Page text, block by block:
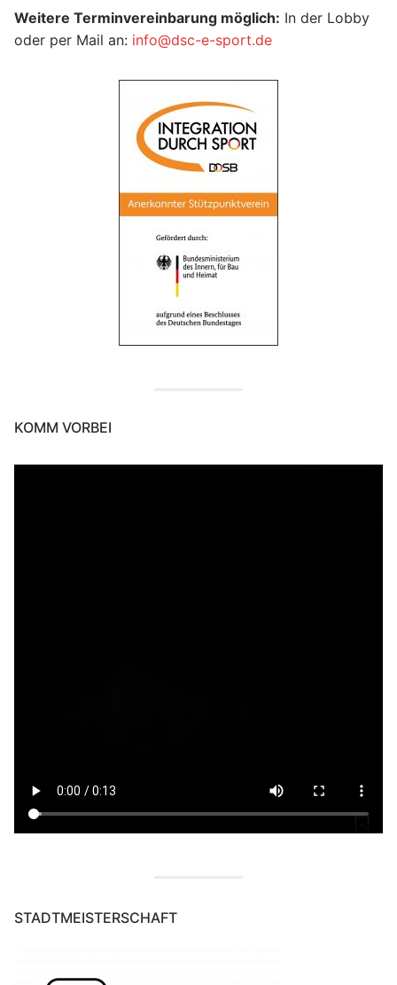
Weitere Terminvereinbarung möglich: In der Lobby
oder per Mail an: info@dsc-e-sport.de
KOMM VORBEI
STADTMEISTERSCHAFT